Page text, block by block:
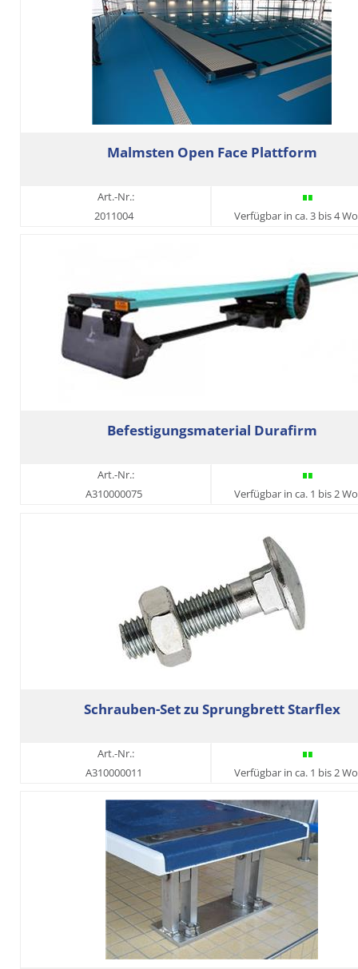
Malmsten Open Face Plattform
Art.-Nr.:
2011004
Verfügbar in ca. 3 bis 4
Befestigungsmaterial Durafirm
Art.-Nr.:
A310000075
Verfügbar in ca. 1 bis 2
Schrauben-Set zu Sprungbrett Starflex
Art.-Nr.:
A310000011
Verfügbar in ca. 1 bis 2